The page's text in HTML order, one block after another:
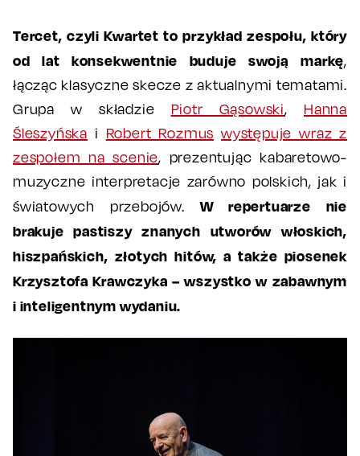
Tercet, czyli Kwartet to przykład zespołu, który
od lat konsekwentnie buduje swoją markę,
łącząc klasyczne skecze z aktualnymi tematami.
Grupa w składzie Piotr Gąsowski, Hanna
Śleszyńska i Robert Rozmus występuje wraz z
zespołem na scenie, prezentując kabaretowo-
muzyczne interpretacje zarówno polskich, jak i
światowych przebojów.W repertuarze nie
brakuje pastiszy znanych utworów włoskich,
hiszpańskich, złotych hitów, a także piosenek
Krzysztofa Krawczyka – wszystko w zabawnym
i inteligentnym wydaniu.